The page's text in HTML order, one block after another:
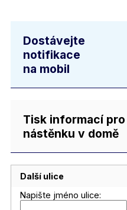
Dostávejte
notifikace
na mobil
Tisk informací pro
nástěnku v domě
Další ulice
Napište jméno ulice: